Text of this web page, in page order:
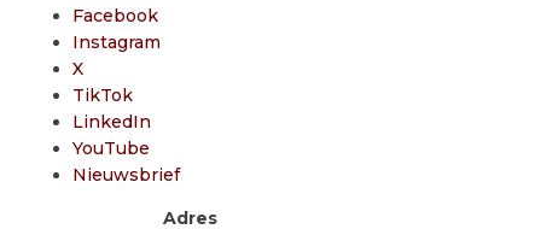
Facebook
Instagram
X
TikTok
LinkedIn
YouTube
Nieuwsbrief
Adres